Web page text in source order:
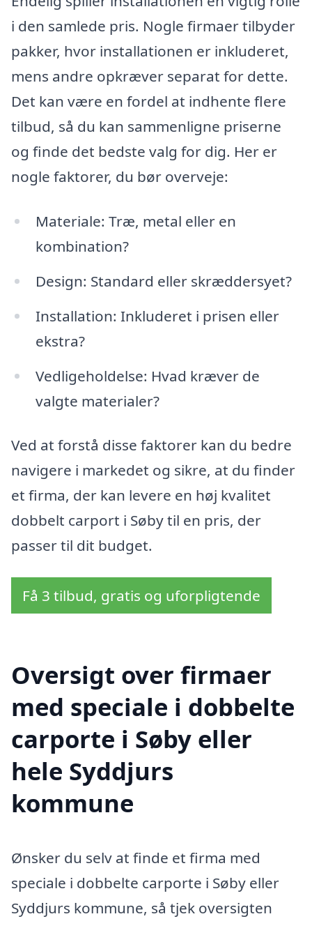
i den samlede pris. Nogle firmaer tilbyder
pakker, hvor installationen er inkluderet,
mens andre opkræver separat for dette.
Det kan være en fordel at indhente flere
tilbud, så du kan sammenligne priserne
og finde det bedste valg for dig. Her er
nogle faktorer, du bør overveje:
Materiale: Træ, metal eller en
kombination?
Design: Standard eller skræddersyet?
Installation: Inkluderet i prisen eller
ekstra?
Vedligeholdelse: Hvad kræver de
valgte materialer?
Ved at forstå disse faktorer kan du bedre
navigere i markedet og sikre, at du finder
et firma, der kan levere en høj kvalitet
dobbelt carport i Søby til en pris, der
passer til dit budget.
Få 3 tilbud, gratis og uforpligtende
Oversigt over firmaer
med speciale i dobbelte
carporte i Søby eller
hele Syddjurs
kommune
Ønsker du selv at finde et firma med
speciale i dobbelte carporte i Søby eller
Syddjurs kommune, så tjek oversigten